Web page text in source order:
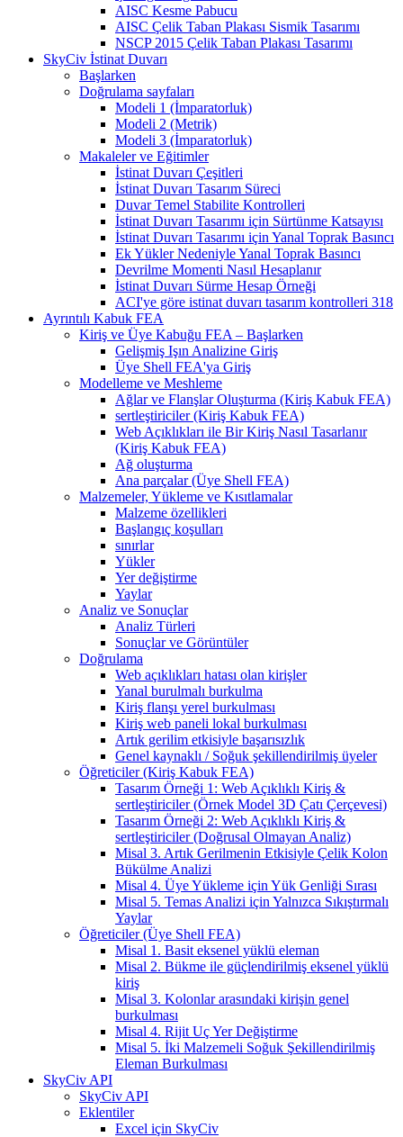
AISC Kesme Pabucu
AISC Çelik Taban Plakası Sismik Tasarımı
NSCP 2015 Çelik Taban Plakası Tasarımı
SkyCiv İstinat Duvarı
Başlarken
Doğrulama sayfaları
Modeli 1 (İmparatorluk)
Modeli 2 (Metrik)
Modeli 3 (İmparatorluk)
Makaleler ve Eğitimler
İstinat Duvarı Çeşitleri
İstinat Duvarı Tasarım Süreci
Duvar Temel Stabilite Kontrolleri
İstinat Duvarı Tasarımı için Sürtünme Katsayısı
İstinat Duvarı Tasarımı için Yanal Toprak Basıncı
Ek Yükler Nedeniyle Yanal Toprak Basıncı
Devrilme Momenti Nasıl Hesaplanır
İstinat Duvarı Sürme Hesap Örneği
ACI'ye göre istinat duvarı tasarım kontrolleri 318
Ayrıntılı Kabuk FEA
Kiriş ve Üye Kabuğu FEA – Başlarken
Gelişmiş Işın Analizine Giriş
Üye Shell FEA'ya Giriş
Modelleme ve Meshleme
Ağlar ve Flanşlar Oluşturma (Kiriş Kabuk FEA)
sertleştiriciler (Kiriş Kabuk FEA)
Web Açıklıkları ile Bir Kiriş Nasıl Tasarlanır
(Kiriş Kabuk FEA)
Ağ oluşturma
Ana parçalar (Üye Shell FEA)
Malzemeler, Yükleme ve Kısıtlamalar
Malzeme özellikleri
Başlangıç ​​koşulları
sınırlar
Yükler
Yer değiştirme
Yaylar
Analiz ve Sonuçlar
Analiz Türleri
Sonuçlar ve Görüntüler
Doğrulama
Web açıklıkları hatası olan kirişler
Yanal burulmalı burkulma
Kiriş flanşı yerel burkulması
Kiriş web paneli lokal burkulması
Artık gerilim etkisiyle başarısızlık
Genel kaynaklı / Soğuk şekillendirilmiş üyeler
Öğreticiler (Kiriş Kabuk FEA)
Tasarım Örneği 1: Web Açıklıklı Kiriş &
sertleştiriciler (Örnek Model 3D Çatı Çerçevesi)
Tasarım Örneği 2: Web Açıklıklı Kiriş &
sertleştiriciler (Doğrusal Olmayan Analiz)
Misal 3. Artık Gerilmenin Etkisiyle Çelik Kolon
Bükülme Analizi
Misal 4. Üye Yükleme için Yük Genliği Sırası
Misal 5. Temas Analizi için Yalnızca Sıkıştırmalı
Yaylar
Öğreticiler (Üye Shell FEA)
Misal 1. Basit eksenel yüklü eleman
Misal 2. Bükme ile güçlendirilmiş eksenel yüklü
kiriş
Misal 3. Kolonlar arasındaki kirişin genel
burkulması
Misal 4. Rijit Uç Yer Değiştirme
Misal 5. İki Malzemeli Soğuk Şekillendirilmiş
Eleman Burkulması
SkyCiv API
SkyCiv API
Eklentiler
Excel için SkyCiv